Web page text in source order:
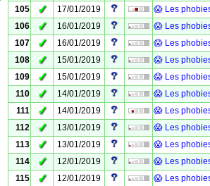
105
✓ 17/01/2019
😱 Les
106
✓ 16/01/2019
😱 Les
107
✓ 16/01/2019
😱 Les
108
✓ 15/01/2019
😱 Les
109
✓ 15/01/2019
😱 Les
110
✓ 14/01/2019
😱 Les
111
✓ 14/01/2019
😱 Les
112
✓ 13/01/2019
😱 Les
113
✓ 13/01/2019
😱 Les
114
✓ 12/01/2019
😱 Les
115
✓ 12/01/2019
😱 Les